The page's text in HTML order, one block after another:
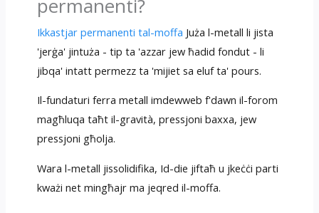
permanenti?
Ikkastjar permanenti tal-moffa Juża l-metall li jista
'jerġa' jintuża - tip ta 'azzar jew ħadid fondut - li
jibqa' intatt permezz ta 'mijiet sa eluf ta' pours.
Il-fundaturi ferra metall imdewweb f'dawn il-forom
magħluqa taħt il-gravità, pressjoni baxxa, jew
pressjoni għolja.
Wara l-metall jissolidifika, Id-die jiftaħ u jkeċċi parti
kważi net mingħajr ma jeqred il-moffa.